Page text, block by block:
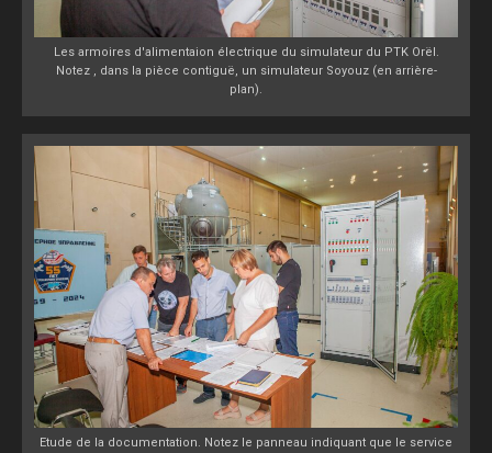
Les armoires d'alimentaion électrique du simulateur du PTK Orël.
Notez , dans la pièce contiguë, un simulateur Soyouz (en arrière-
plan).
Etude de la documentation. Notez le panneau indiquant que le service